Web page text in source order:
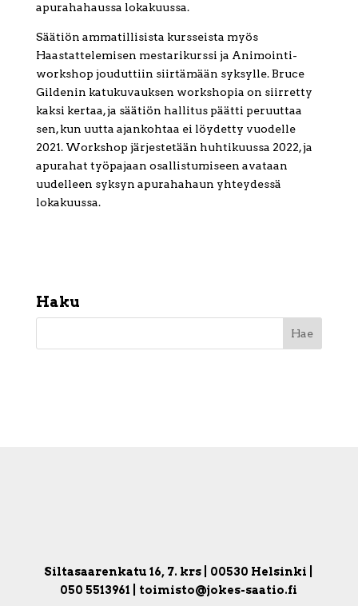
apurahahaussa lokakuussa.
Säätiön ammatillisista kursseista myös
Haastattelemisen mestarikurssi ja Animointi-
workshop jouduttiin siirtämään syksylle. Bruce
Gildenin katukuvauksen workshopia on siirretty
kaksi kertaa, ja säätiön hallitus päätti peruuttaa
sen, kun uutta ajankohtaa ei löydetty vuodelle
2021. Workshop järjestetään huhtikuussa 2022, ja
apurahat työpajaan osallistumiseen avataan
uudelleen syksyn apurahahaun yhteydessä
lokakuussa.
Haku
Siltasaarenkatu 16, 7. krs | 00530 Helsinki |
050 5513961 | toimisto@jokes-saatio.fi